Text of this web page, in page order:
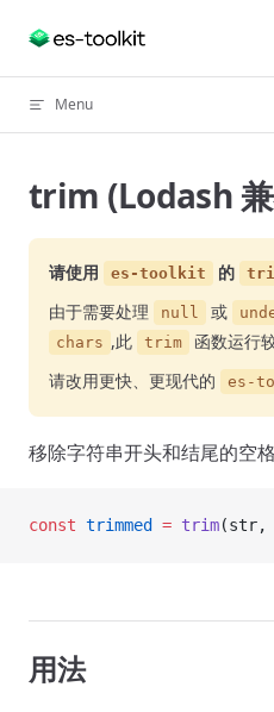
Skip to content
Menu
trim (Lodash
请使用 es-toolkit 的
由于需要处理 null 或
chars ,此 trim
函数运行
请改用更快、更现代的
es-
移除字符串开头和结尾的空
const trimmed = trim(str,
用法